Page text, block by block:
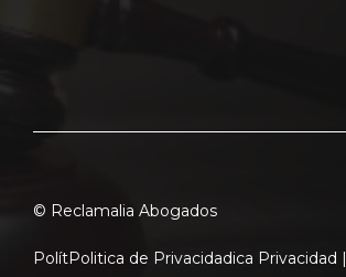
© Reclamalia Abogados
PolítPolitica de Privacidadica Privacidad |